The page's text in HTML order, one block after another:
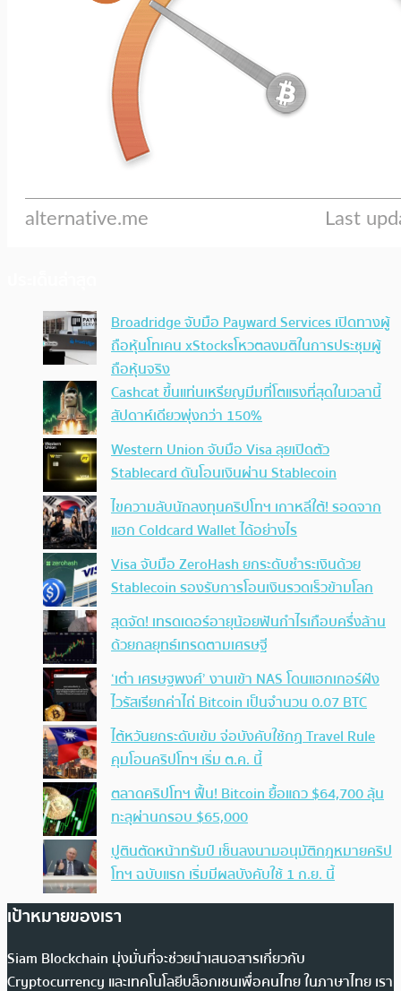
Broadridge จับมือ Payward Services เปิดทางผู้
ถือหุ้นโทเคน xStocksโหวตลงมติในการประชุมผู้
ถือหุ้นจริง
Cashcat ขึ้นแท่นเหรียญมีมที่โตแรงที่สุดในเวลานี้
สัปดาห์เดียวพุ่งกว่า 150%
Western Union จับมือ Visa ลุยเปิดตัว
Stablecard ดันโอนเงินผ่าน Stablecoin
ไขความลับนักลงทุนคริปโทฯ เกาหลีใต้! รอดจาก
แฮก Coldcard Wallet ได้อย่างไร
Visa จับมือ ZeroHash ยกระดับชำระเงินด้วย
Stablecoin รองรับการโอนเงินรวดเร็วข้ามโลก
สุดจัด! เทรดเดอร์อายุน้อยฟันกำไรเกือบครึ่งล้าน
ด้วยกลยุทธ์เทรดตามเศรษฐี
‘เต๋า เศรษฐพงศ์’ งานเข้า NAS โดนแฮกเกอร์ฝัง
ไวรัสเรียกค่าไถ่ Bitcoin เป็นจำนวน 0.07 BTC
ไต้หวันยกระดับเข้ม จ่อบังคับใช้กฏ Travel Rule
คุมโอนคริปโทฯ เริ่ม ต.ค. นี้
ตลาดคริปโทฯ ฟื้น! Bitcoin ยื้อแถว $64,700 ลุ้น
ทะลุผ่านกรอบ $65,000
ปูตินตัดหน้าทรัมป์ เซ็นลงนามอนุมัติกฎหมายคริป
โทฯ ฉบับแรก เริ่มมีผลบังคับใช้ 1 ก.ย. นี้
เป้าหมายของเรา
Siam Blockchain มุ่งมั่นที่จะช่วยนำเสนอสารเกี่ยวกับ
Cryptocurrency และเทคโนโลยีบล็อกเชนเพื่อคนไทย ในภาษาไทย เรา